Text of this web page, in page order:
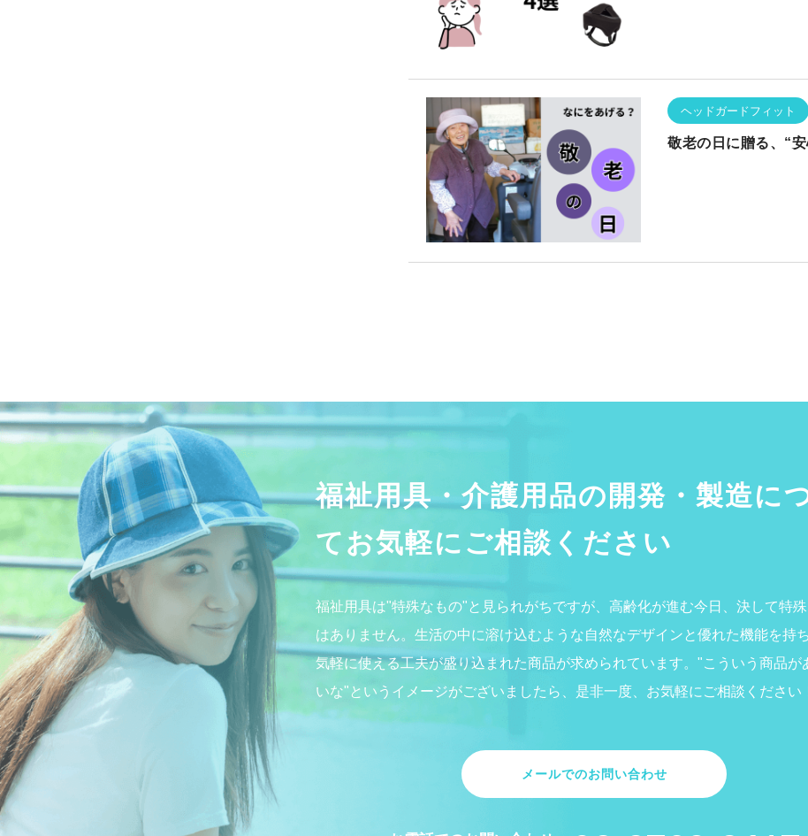
ヘッドガードフィット
敬老の日に贈る、“
福祉用具・介護用品の開発・製造に
てお気軽にご相談ください
福祉用具は"特殊なもの"と見られがちですが、高齢化が進む今日、決して特
はありません。生活の中に溶け込むような自然なデザインと優れた機能を持
気軽に使える工夫が盛り込まれた商品が求められています。"こういう商品が
いな"というイメージがございましたら、是非一度、お気軽にご相談ください
メールでのお問い合わせ